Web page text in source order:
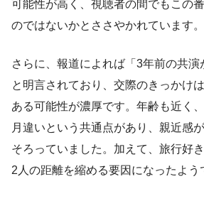
可能性が高く、視聴者の間でもこの
のではないかとささやかれています。
さらに、報道によれば「3年前の共演
と明言されており、交際のきっかけ
ある可能性が濃厚です。年齢も近く
月違いという共通点があり、親近感
そろっていました。加えて、旅行好
2人の距離を縮める要因になったよう